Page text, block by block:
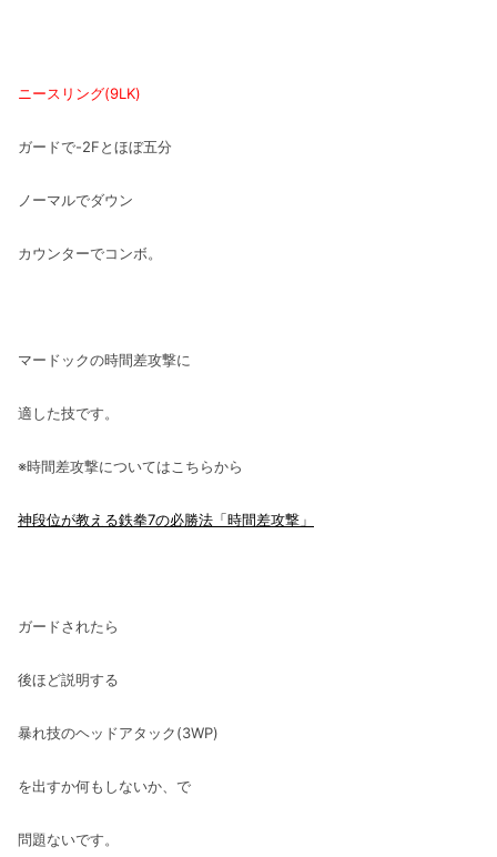
ニースリング(9LK)
ガードで-2Fとほぼ五分
ノーマルでダウン
カウンターでコンボ。
マードックの時間差攻撃に
適した技です。
※時間差攻撃についてはこちらから
神段位が教える鉄拳7の必勝法「時間差攻撃」
ガードされたら
後ほど説明する
暴れ技のヘッドアタック(3WP)
を出すか何もしないか、で
問題ないです。